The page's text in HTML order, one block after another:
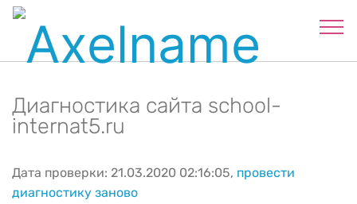
Диагностика сайта school-
internat5.ru
Дата проверки: 21.03.2020 02:16:05, провести
диагностику заново